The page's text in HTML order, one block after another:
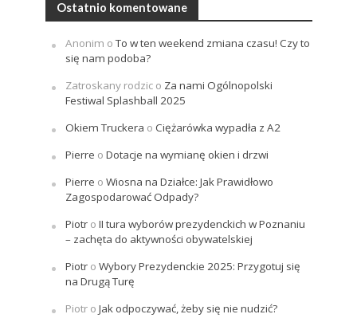
Ostatnio komentowane
Anonim oTo w ten weekend zmiana czasu! Czy to
się nam podoba?
Zatroskany rodzico Za nami Ogólnopolski
Festiwal Splashball 2025
Okiem Truckera o Ciężarówka wypadła z A2
Pierre o Dotacje na wymianę okien i drzwi
Pierre o Wiosna na Działce: Jak Prawidłowo
Zagospodarować Odpady?
Piotro II tura wyborów prezydenckich w Poznaniu
– zachęta do aktywności obywatelskiej
Piotro Wybory Prezydenckie 2025: Przygotuj się
na Drugą Turę
Piotro Jak odpoczywać, żeby się nie nudzić?